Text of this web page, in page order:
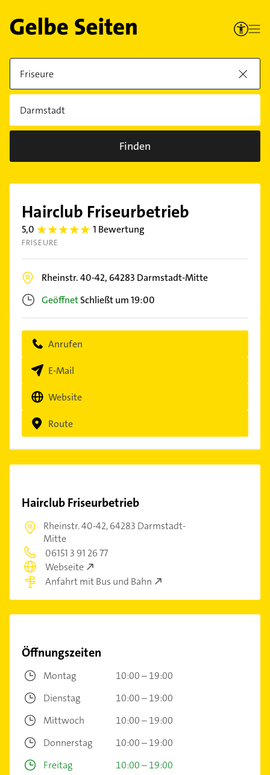
Finden
Hairclub Friseurbetrieb
5,0 5.0 1 Bewertung
FRISEURE
Rheinstr. 40-42, 64283 Darmstadt-Mitte
GeöffnetSchließt um 19:00
Anrufen
E-Mail
Website
Route
Hairclub Friseurbetrieb
Rheinstr. 40-42,64283 Darmstadt-
Mitte
06151 3 91 26 77
Webseite
Anfahrt mit Bus und Bahn
Öffnungszeiten
Montag
10:00 – 19:00
Dienstag
10:00 – 19:00
Mittwoch
10:00 – 19:00
Donnerstag
10:00 – 19:00
Freitag
10:00 – 19:00